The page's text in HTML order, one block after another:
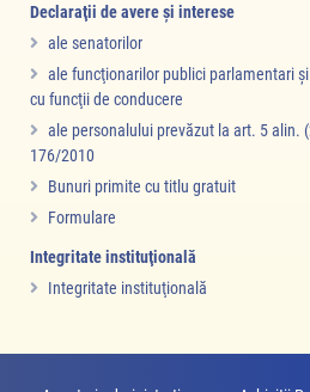
Declaraţii de avere şi interese
ale senatorilor
ale funcţionarilor publici parlamentari
cu funcţii de conducere
ale personalului prevăzut la art. 5 alin.
176/2010
Bunuri primite cu titlu gratuit
Formulare
Integritate instituţională
Integritate instituţională